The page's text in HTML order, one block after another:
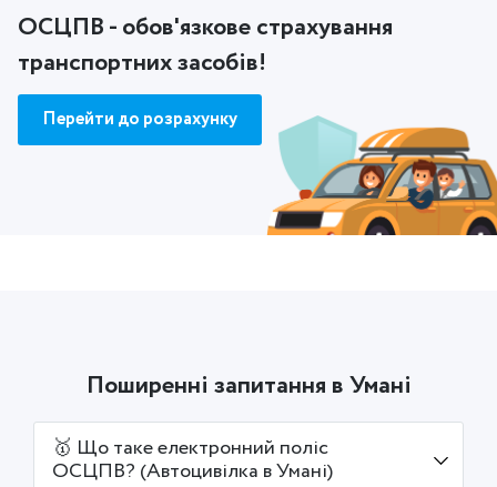
ОСЦПВ - обов'язкове страхування
транспортних засобів!
Перейти до розрахунку
Поширенні запитання в Умані
🥇 Що таке електронний поліс
ОСЦПВ? (Автоцивілка в Умані)